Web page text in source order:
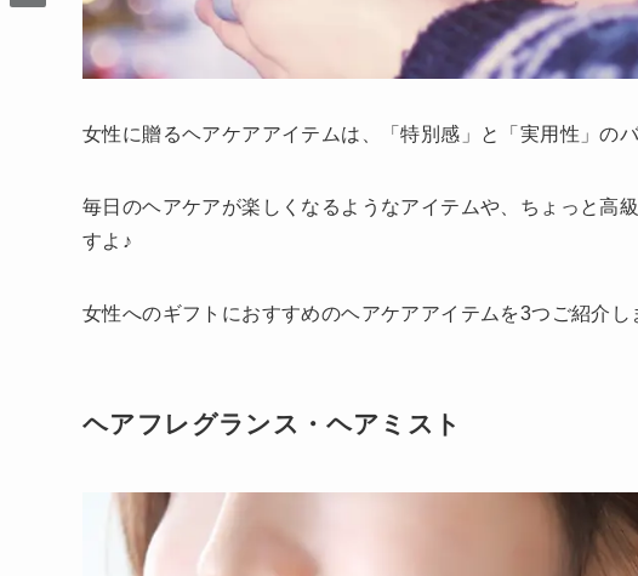
女性に贈るヘアケアアイテムは、「特別感」と「実用性」の
毎日のヘアケアが楽しくなるようなアイテムや、ちょっと高
すよ♪
女性へのギフトにおすすめのヘアケアアイテムを3つご紹介し
ヘアフレグランス・ヘアミスト